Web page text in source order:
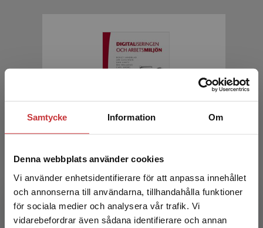
Samtycke Information Om
Denna webbplats använder cookies
Vi använder enhetsidentifierare för att anpassa innehållet
och annonserna till användarna, tillhandahålla funktioner
för sociala medier och analysera vår trafik. Vi
vidarebefordrar även sådana identifierare och annan
Begränsad fraktregion
Digitaliseringen och arbetsmiljön
Sandblad, Bengt m.fl.
385 krinkl. moms
Exkl. moms: 363 kr